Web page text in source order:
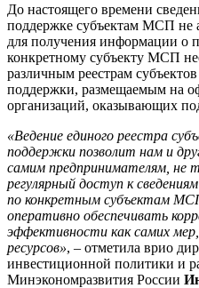
До настоящего времени
поддержке субъектам МСП не
для получения информации о
конкретному субъекту МСП
различным реестрам
поддержки, размещаемым на
организаций, оказывающих
«Ведение единого реестра
поддержки позволит нам и
самим предпринимателям, не
регулярный доступ к
по конкретным субъектам
оперативно обеспечивать
эффективности как самих
ресурсов», – отметила врио
инвестиционной политики и
Минэкономразвития России